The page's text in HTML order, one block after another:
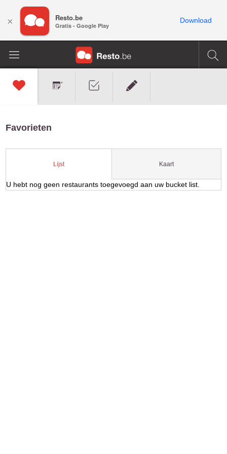
Favorieten
Lijst Kaart
U hebt nog geen restaurants toegevoegd aan uw bucket list.
× Resto.be
Gratis - Google Play
Download